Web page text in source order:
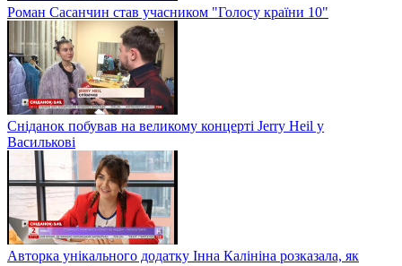
Роман Сасанчин став учасником "Голосу країни 10"
Сніданок побував на великому концерті Jerry Heil у
Василькові
Авторка унікального додатку Інна Калініна розказала, як